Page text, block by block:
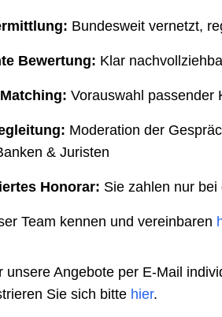
Bundesweit vernetzt,
Bewertung: Klar
Vorauswahl passender
Moderation der
& Juristen
Honorar: Sie zahlen nur
Team kennen und vereinbaren
unsere Angebote per E-Mail
Sie sich bitte hier.